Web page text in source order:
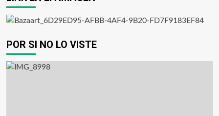
POR SI NO LO VISTE